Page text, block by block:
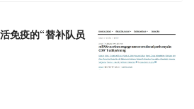
免疫的“替补队员”浮出水面，癌症防御